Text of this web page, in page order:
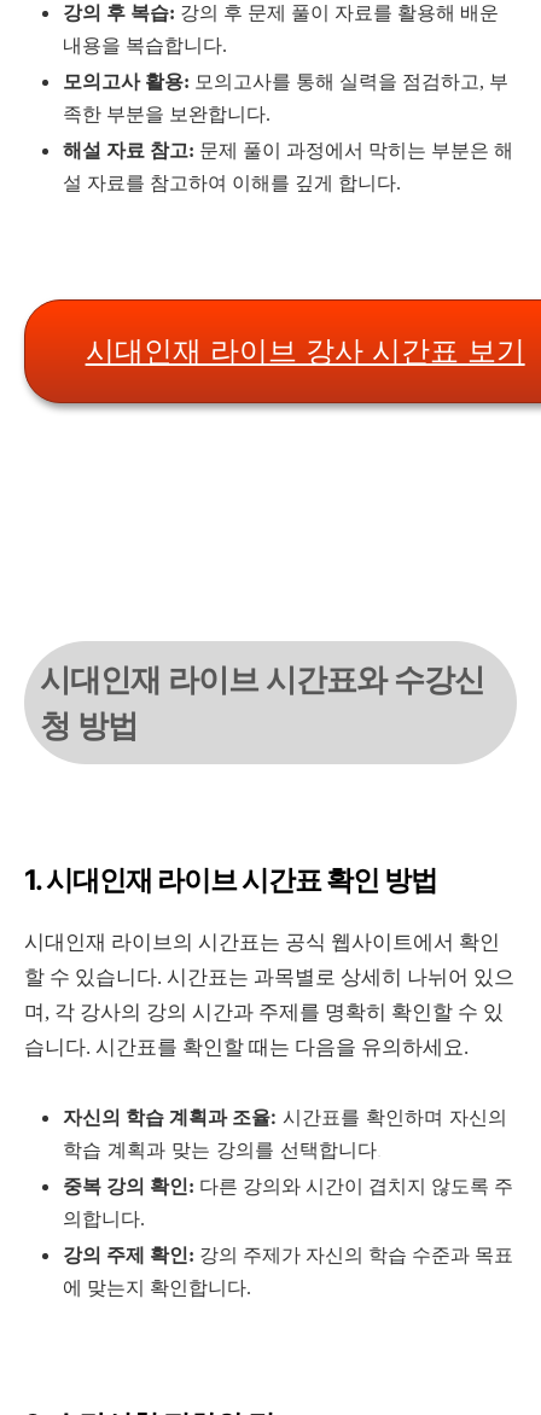
강의 후 복습: 강의 후 문제 풀이 자료를 활용해 배운
내용을 복습합니다.
모의고사 활용: 모의고사를 통해 실력을 점검하고, 부
족한 부분을 보완합니다.
해설 자료 참고: 문제 풀이 과정에서 막히는 부분은 해
설 자료를 참고하여 이해를 깊게 합니다.
시대인재 라이브 강사 시간표 보기
시대인재 라이브 시간표와 수강신
청 방법
1. 시대인재 라이브 시간표 확인 방법
시대인재 라이브의 시간표는 공식 웹사이트에서 확인
할 수 있습니다. 시간표는 과목별로 상세히 나뉘어 있으
며, 각 강사의 강의 시간과 주제를 명확히 확인할 수 있
습니다. 시간표를 확인할 때는 다음을 유의하세요.
자신의 학습 계획과 조율: 시간표를 확인하며 자신의
학습 계획과 맞는 강의를 선택합니다.
중복 강의 확인: 다른 강의와 시간이 겹치지 않도록 주
의합니다.
강의 주제 확인: 강의 주제가 자신의 학습 수준과 목표
에 맞는지 확인합니다.